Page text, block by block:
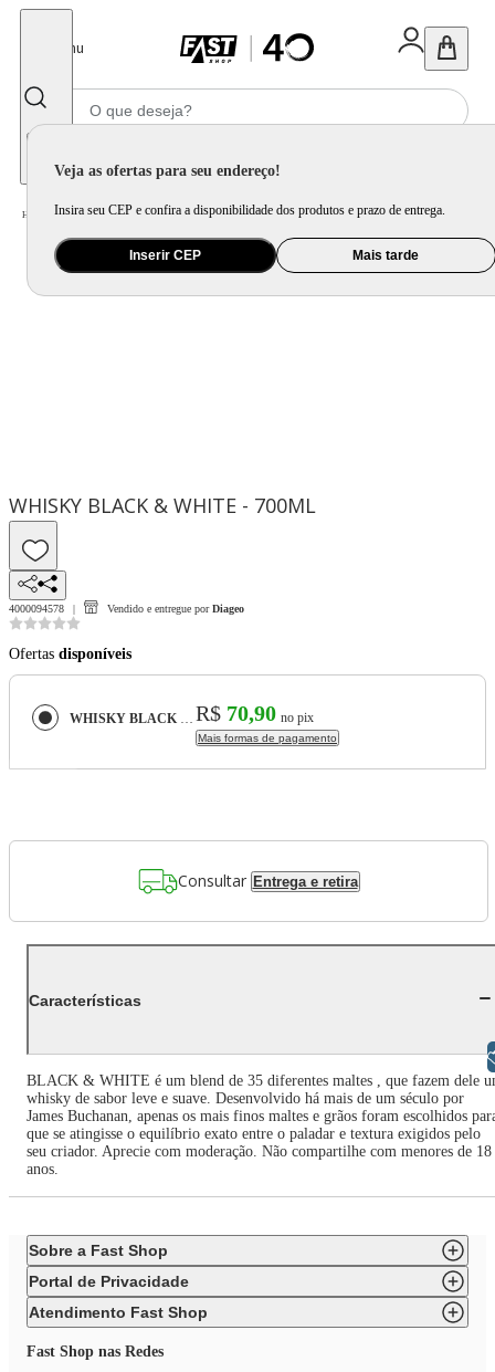
Menu
Veja as ofertas para seu endereço!
Insira seu CEP e confira a disponibilidade dos produtos e prazo de entrega.
Inserir CEP Mais tarde
Home Mercado / Bebida Bebida Alcoolica
WHISKY BLACK & WHITE - 700ML
4000094578 Vendido e entregue por Diageo
Ofertas disponíveis
WHISKY BLACK & WHITE - 700ML R$ 70,90 no pix
Mais formas de pagamento
Consultar Entrega e retira
Características
BLACK & WHITE é um blend de 35 diferentes maltes , que fazem dele
whisky de sabor leve e suave. Desenvolvido há mais de um século por
James Buchanan, apenas os mais finos maltes e grãos foram escolhidos
que se atingisse o equilíbrio exato entre o paladar e textura exigidos pelo
seu criador. Aprecie com moderação. Não compartilhe com menores de 18
anos.
Sobre a Fast Shop
Portal de Privacidade
Atendimento Fast Shop
Fast Shop nas Redes
Libras